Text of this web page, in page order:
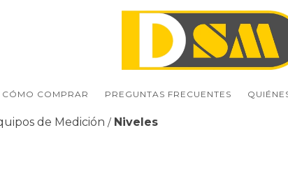
CÓMO COMPRAR PREGUNTAS FRECUENTES
de Medición / Niveles